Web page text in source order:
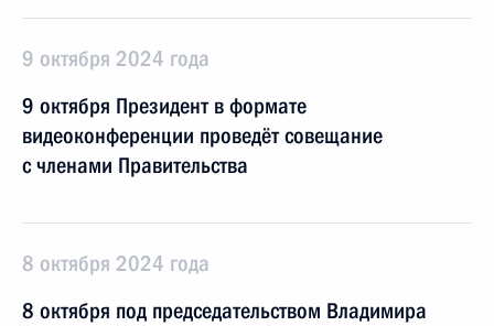
9 октября 2024 года
9 октября Президент в формате
видеоконференции проведёт совещание
с членами Правительства
8 октября 2024 года
8 октября под председательством Владимира